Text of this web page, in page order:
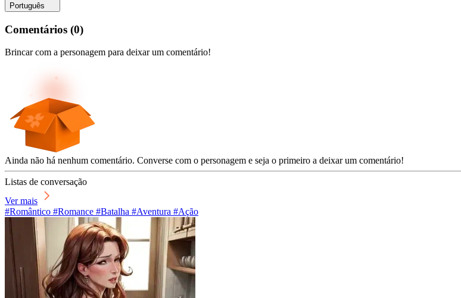
Português
Comentários (0)
Brincar com a personagem para deixar um comentário!
Ainda não há nenhum comentário. Converse com o personagem e seja o primeiro a deixar um comentário!
Listas de conversação
Ver mais
#Romântico #Romance #Batalha #Aventura #Ação